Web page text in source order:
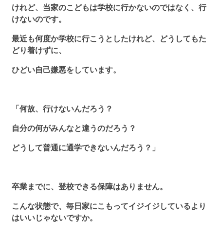
けれど、当家のこどもは学校に行かないのではなく、行
けないのです。
最近も何度か学校に行こうとしたけれど、どうしてもた
どり着けずに、
ひどい自己嫌悪をしています。
「何故、行けないんだろう？
自分の何がみんなと違うのだろう？
どうして普通に通学できないんだろう？」
卒業までに、登校できる保障はありません。
こんな状態で、毎日家にこもってイジイジしているより
はいいじゃないですか。